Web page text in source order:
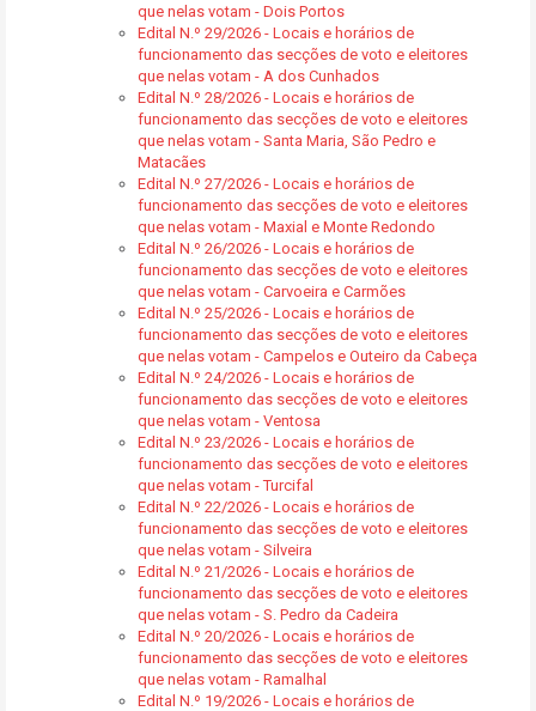
que nelas votam - Dois Portos
Edital N.º 29/2026 - Locais e horários de
funcionamento das secções de voto e eleitores
que nelas votam - A dos Cunhados
Edital N.º 28/2026 - Locais e horários de
funcionamento das secções de voto e eleitores
que nelas votam - Santa Maria, São Pedro e
Matacães
Edital N.º 27/2026 - Locais e horários de
funcionamento das secções de voto e eleitores
que nelas votam - Maxial e Monte Redondo
Edital N.º 26/2026 - Locais e horários de
funcionamento das secções de voto e eleitores
que nelas votam - Carvoeira e Carmões
Edital N.º 25/2026 - Locais e horários de
funcionamento das secções de voto e eleitores
que nelas votam - Campelos e Outeiro da Cabeça
Edital N.º 24/2026 - Locais e horários de
funcionamento das secções de voto e eleitores
que nelas votam - Ventosa
Edital N.º 23/2026 - Locais e horários de
funcionamento das secções de voto e eleitores
que nelas votam - Turcifal
Edital N.º 22/2026 - Locais e horários de
funcionamento das secções de voto e eleitores
que nelas votam - Silveira
Edital N.º 21/2026 - Locais e horários de
funcionamento das secções de voto e eleitores
que nelas votam - S. Pedro da Cadeira
Edital N.º 20/2026 - Locais e horários de
funcionamento das secções de voto e eleitores
que nelas votam - Ramalhal
Edital N.º 19/2026 - Locais e horários de